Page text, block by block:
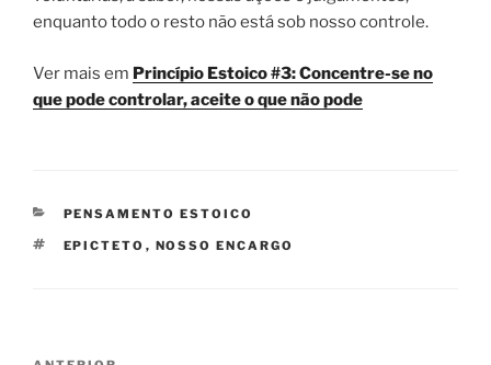
enquanto todo o resto não está sob nosso controle.
Ver mais em Princípio Estoico #3: Concentre-se no
que pode controlar, aceite o que não pode
CATEGORIAS
PENSAMENTO ESTOICO
TAGS
EPICTETO , NOSSO ENCARGO
Navegação